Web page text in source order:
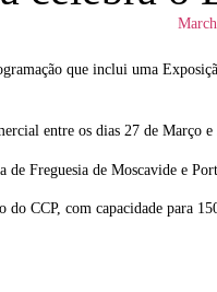
que inclui uma
entre os dias 27 de Março
Freguesia de Moscavide e
CCP, com capacidade para